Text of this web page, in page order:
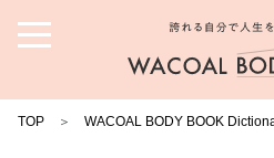
う。ワコール
TOP＞ WACOAL BODY BOOK